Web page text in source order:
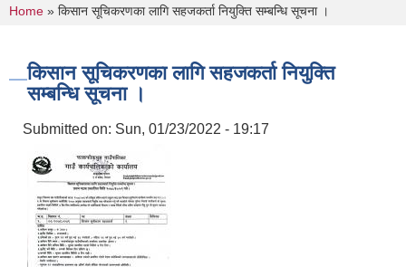
You are here
Home » किसान सूचिकरणका लागि सहजकर्ता नियुक्ति सम्बन्धि सूचना ।
किसान सूचिकरणका लागि सहजकर्ता नियुक्ति
सम्बन्धि सूचना ।
Submitted on: Sun, 01/23/2022 - 19:17